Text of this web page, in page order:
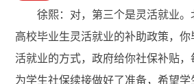
徐熙：对，第三个是灵活就业。
高校毕业生灵活就业的补助政策，
活就业的方式，政府给你社保补贴，
为学生社保续接做好了准备，希望